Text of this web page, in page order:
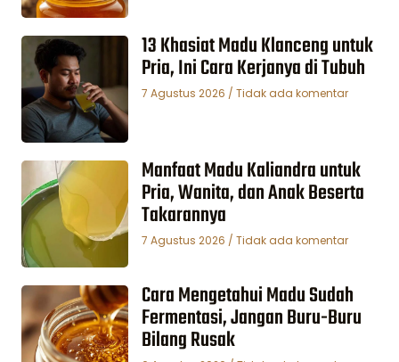
13 Khasiat Madu Klanceng untuk
Pria, Ini Cara Kerjanya di Tubuh
7 Agustus 2026 Tidak ada komentar
Manfaat Madu Kaliandra untuk
Pria, Wanita, dan Anak Beserta
Takarannya
7 Agustus 2026 Tidak ada komentar
Cara Mengetahui Madu Sudah
Fermentasi, Jangan Buru-Buru
Bilang Rusak